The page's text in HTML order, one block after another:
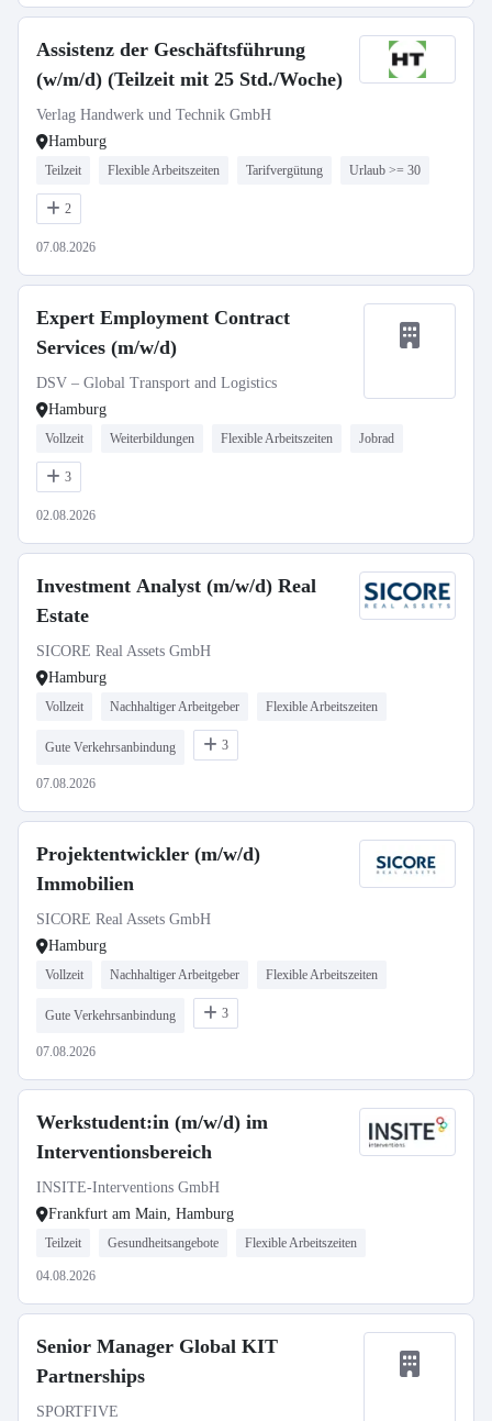
Assistenz der Geschäftsführung
(w/m/d) (Teilzeit mit 25 Std./Woche)
Verlag Handwerk und Technik GmbH
Hamburg
Teilzeit Flexible Arbeitszeiten Tarifvergütung Urlaub >= 30
2
07.08.2026
Expert Employment Contract
Services (m/w/d)
DSV – Global Transport and Logistics
Hamburg
Vollzeit Weiterbildungen Flexible Arbeitszeiten Jobrad
3
02.08.2026
Investment Analyst (m/w/d) Real
Estate
SICORE Real Assets GmbH
Hamburg
Vollzeit Nachhaltiger Arbeitgeber Flexible Arbeitszeiten
Gute Verkehrsanbindung 3
07.08.2026
Projektentwickler (m/w/d)
Immobilien
SICORE Real Assets GmbH
Hamburg
Vollzeit Nachhaltiger Arbeitgeber Flexible Arbeitszeiten
Gute Verkehrsanbindung 3
07.08.2026
Werkstudent:in (m/w/d) im
Interventionsbereich
INSITE-Interventions GmbH
Frankfurt am Main, Hamburg
Teilzeit Gesundheitsangebote Flexible Arbeitszeiten
04.08.2026
Senior Manager Global KIT
Partnerships
SPORTFIVE